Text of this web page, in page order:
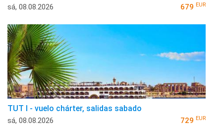
sá, 08.08.2026 679 EUR
TUT I - vuelo chárter, salidas sabado
sá, 08.08.2026 729 EUR